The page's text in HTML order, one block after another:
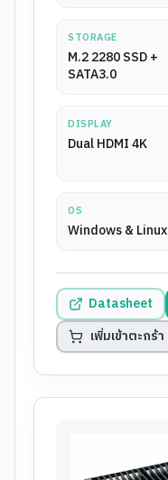
STORAGE
M.2 2280 SSD +
SATA3.0
DISPLAY
Dual HDMI 4K
OS
Windows & Linux
Datasheet
เพิ่มเข้าตะกร้า